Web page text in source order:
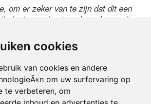
cookies
van cookies en andere
om uw surfervaring op
te verbeteren, om
om er zeker van te zijn dat dit een
is, typ onderstaande code over in